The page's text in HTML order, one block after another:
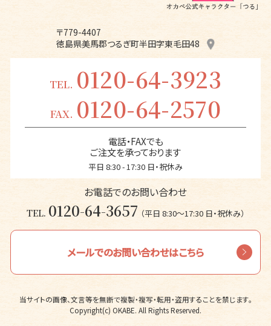
〒779-4407
徳島県美馬郡つるぎ町半田字東毛田48
TEL. 0120-64-3923
FAX. 0120-64-2570
電話・FAXでも
ご注文を承っております
平日 8:30 - 17:30 日・祝休み
お電話でのお問い合わせ
TEL. 0120-64-3657 （平日 8:30〜17:30 日・祝休み）
メールでのお問い合わせはこちら
当サイトの画像、文言等を無断で複製・複写・転用・盗用することを禁じます。
Copyright(c) OKABE. All Rights Reserved.